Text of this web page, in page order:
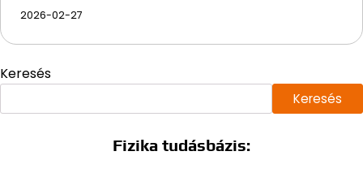
2026-02-27
Keresés
Keresés
Fizika tudásbázis: